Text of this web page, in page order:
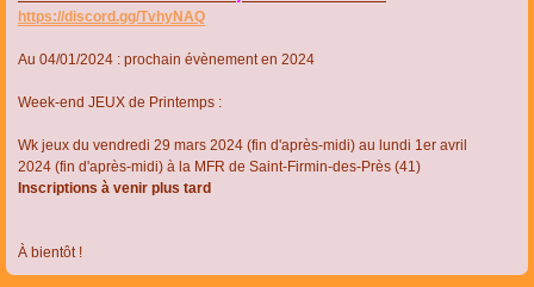
https://discord.gg/TvhyNAQ
Au 04/01/2024 : prochain évènement en 2024
Week-end JEUX de Printemps :
Wk jeux du vendredi 29 mars 2024 (fin d'après-midi) au lundi 1er avril
2024 (fin d'après-midi) à la MFR de Saint-Firmin-des-Près (41)
Inscriptions à venir plus tard
À bientôt !